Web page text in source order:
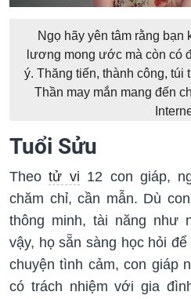
Ngọ hãy yên tâm rằng
lương mong ước mà còn có
ý. Thăng tiến, thành công, túi
Thần may mắn mang đến
Tuổi Sửu
Theotử vi 12 con giáp,
chăm chỉ, cần mẫn. Dù
thông minh, tài năng như
vậy, họ sẵn sàng học hỏi
chuyện tình cảm, con giáp
có trách nhiệm với gia